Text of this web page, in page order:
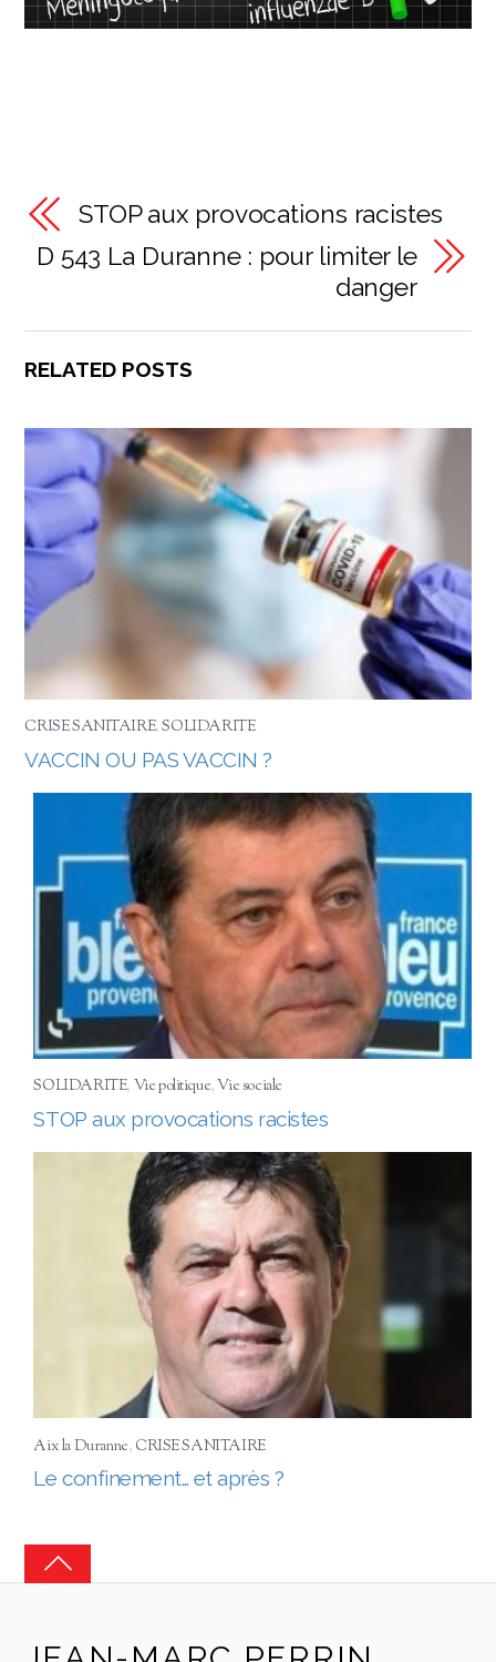
STOP aux provocations racistes
D 543 La Duranne : pour limiter le
danger
RELATED POSTS
CRISE SANITAIRE,SOLIDARITE
VACCIN OU PAS VACCIN ?
SOLIDARITE, Vie politique,Vie sociale
STOP aux provocations racistes
Aix la Duranne, CRISE SANITAIRE
Le confinement… et après ?